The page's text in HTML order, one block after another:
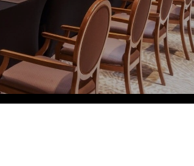
Wellness Park
Hotel Bactria
Eco Village
节
Eco Village
Eco